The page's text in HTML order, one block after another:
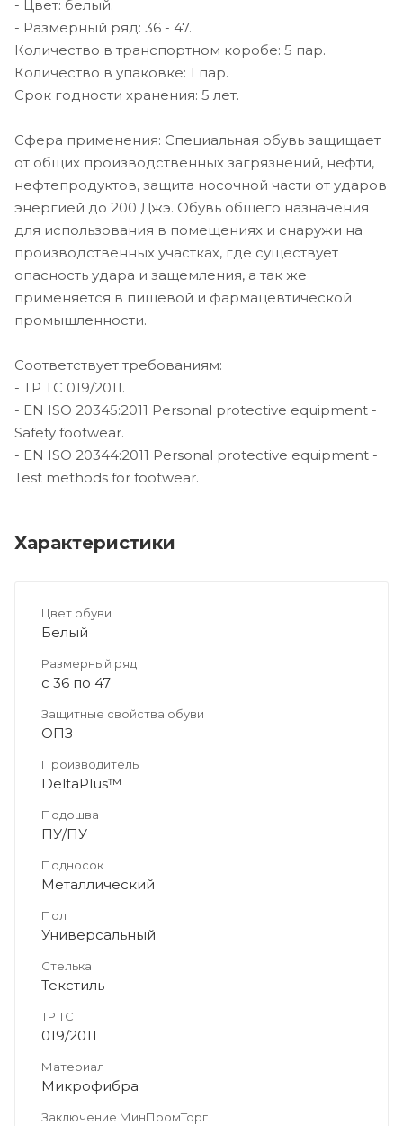
- Цвет: белый.
- Размерный ряд: 36 - 47.
Количество в транспортном коробе: 5 пар.
Количество в упаковке: 1 пар.
Срок годности хранения: 5 лет.
Сфера применения: Специальная обувь защищает
от общих производственных загрязнений, нефти,
нефтепродуктов, защита носочной части от ударов
энергией до 200 Джэ. Обувь общего назначения
для использования в помещениях и снаружи на
производственных участках, где существует
опасность удара и защемления, а так же
применяется в пищевой и фармацевтической
промышленности.
Соответствует требованиям:
- ТР ТС 019/2011.
- EN ISO 20345:2011 Personal protective equipment -
Safety footwear.
- EN ISO 20344:2011 Personal protective equipment -
Test methods for footwear.
Характеристики
Цвет обуви
Белый
Размерный ряд
с 36 по 47
Защитные свойства обуви
ОПЗ
Производитель
DeltaPlus™
Подошва
ПУ/ПУ
Подносок
Металлический
Пол
Универсальный
Стелька
Текстиль
ТР ТС
019/2011
Материал
Микрофибра
Заключение МинПромТорг